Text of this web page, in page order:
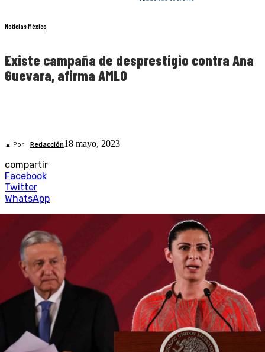
Noticias México
Existe campaña de desprestigio contra Ana
Guevara, afirma AMLO
▲ Por Redacción18 mayo, 2023
compartir
Facebook
Twitter
WhatsApp